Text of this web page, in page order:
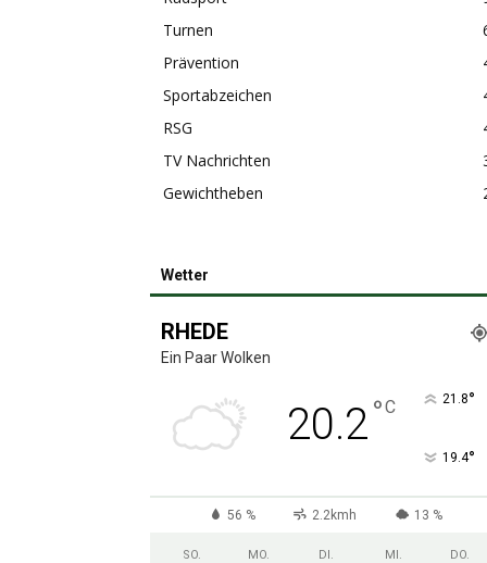
Turnen
Prävention
Sportabzeichen
RSG
TV Nachrichten
Gewichtheben
Wetter
RHEDE
Ein Paar Wolken
20.2°C 21.8°
19.4°
56 % 2.2kmh 13 %
SO. MO. DI. MI. DO.